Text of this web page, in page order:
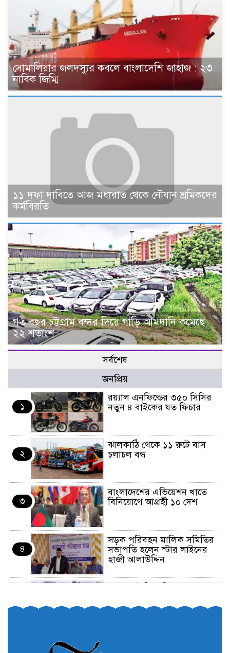
সোমালিয়ার জলদস্যুর কবলে বাংলাদেশি জাহাজ : ২৩
নাবিক জিম্মি
১১ দফা দাবিতে আজ মধ্যরাত থেকে নৌযান শ্রমিকদের
কর্মবিরতি
গত বছর চট্টগ্রাম বন্দর দিয়ে গাড়ি আমদানি কমেছে
২২ শতাংশ
সর্বশেষ
জনপ্রিয়
১
র‌য়্যাল এনফিল্ডের ৩৫০ সিসির
নতুন ৪ বাইকের যত ফিচার
২
ঝালকাঠি থেকে ১১ রুটে বাস
চলাচল বন্ধ
৩
বাংলাদেশের এভিয়েশন খাতে
বিনিয়োগে আগ্রহী ১০ দেশ
৪
সড়ক পরিবহন মালিক সমিতির
সভাপতি হলেন স্টার লাইনের
হাজী আলাউদ্দিন